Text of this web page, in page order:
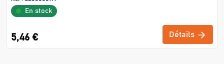
En stock
5,46 € Détails